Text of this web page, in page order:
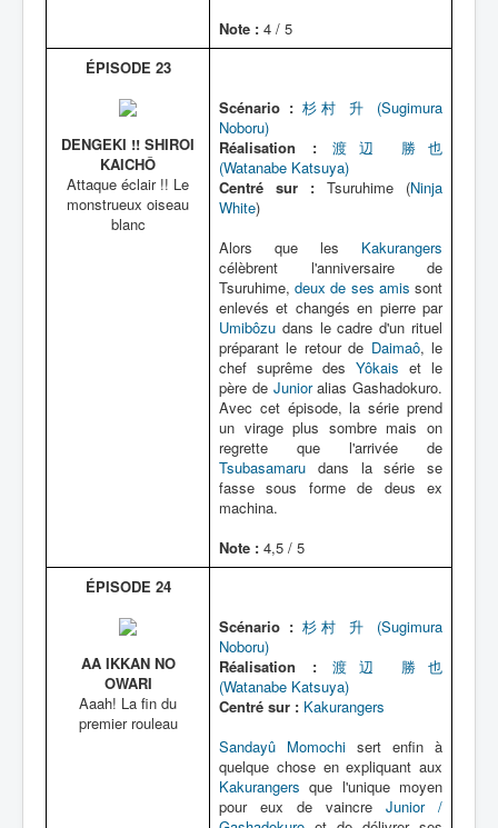
Note : 4 / 5
ÉPISODE 23
DENGEKI !! SHIROI
KAICHÔ
Attaque éclair !! Le
monstrueux oiseau
blanc
Scénario : 杉村 升 (Sugimura
Noboru)
Réalisation :
渡辺 勝也
(Watanabe Katsuya)
Centré sur : Tsuruhime (Ninja
White)
Alors que les Kakurangers
célèbrent l'anniversaire de
Tsuruhime,deux de ses amis sont
enlevés et changés en pierre par
Umibôzu dans le cadre d'un rituel
préparant le retour de Daimaô, le
chef suprême des Yôkais et le
père de Junioralias Gashadokuro.
Avec cet épisode, la série prend
un virage plus sombre mais on
regrette que l'arrivée de
Tsubasamaru dans la série se
fasse sous forme de deus ex
machina.
Note : 4,5 / 5
ÉPISODE 24
AA IKKAN NO
OWARI
Aaah! La fin du
premier rouleau
Scénario : 杉村 升 (Sugimura
Noboru)
Réalisation :
渡辺 勝也
(Watanabe Katsuya)
Centré sur : Kakurangers
Sandayû Momochi sert enfin à
quelque chose en expliquant aux
Kakurangers que l'unique moyen
pour eux de vaincre Junior /